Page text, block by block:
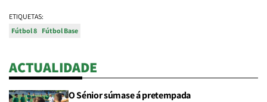
ETIQUETAS:
Fútbol 8 Fútbol Base
ACTUALIDADE
O Sénior súmase á pretempada